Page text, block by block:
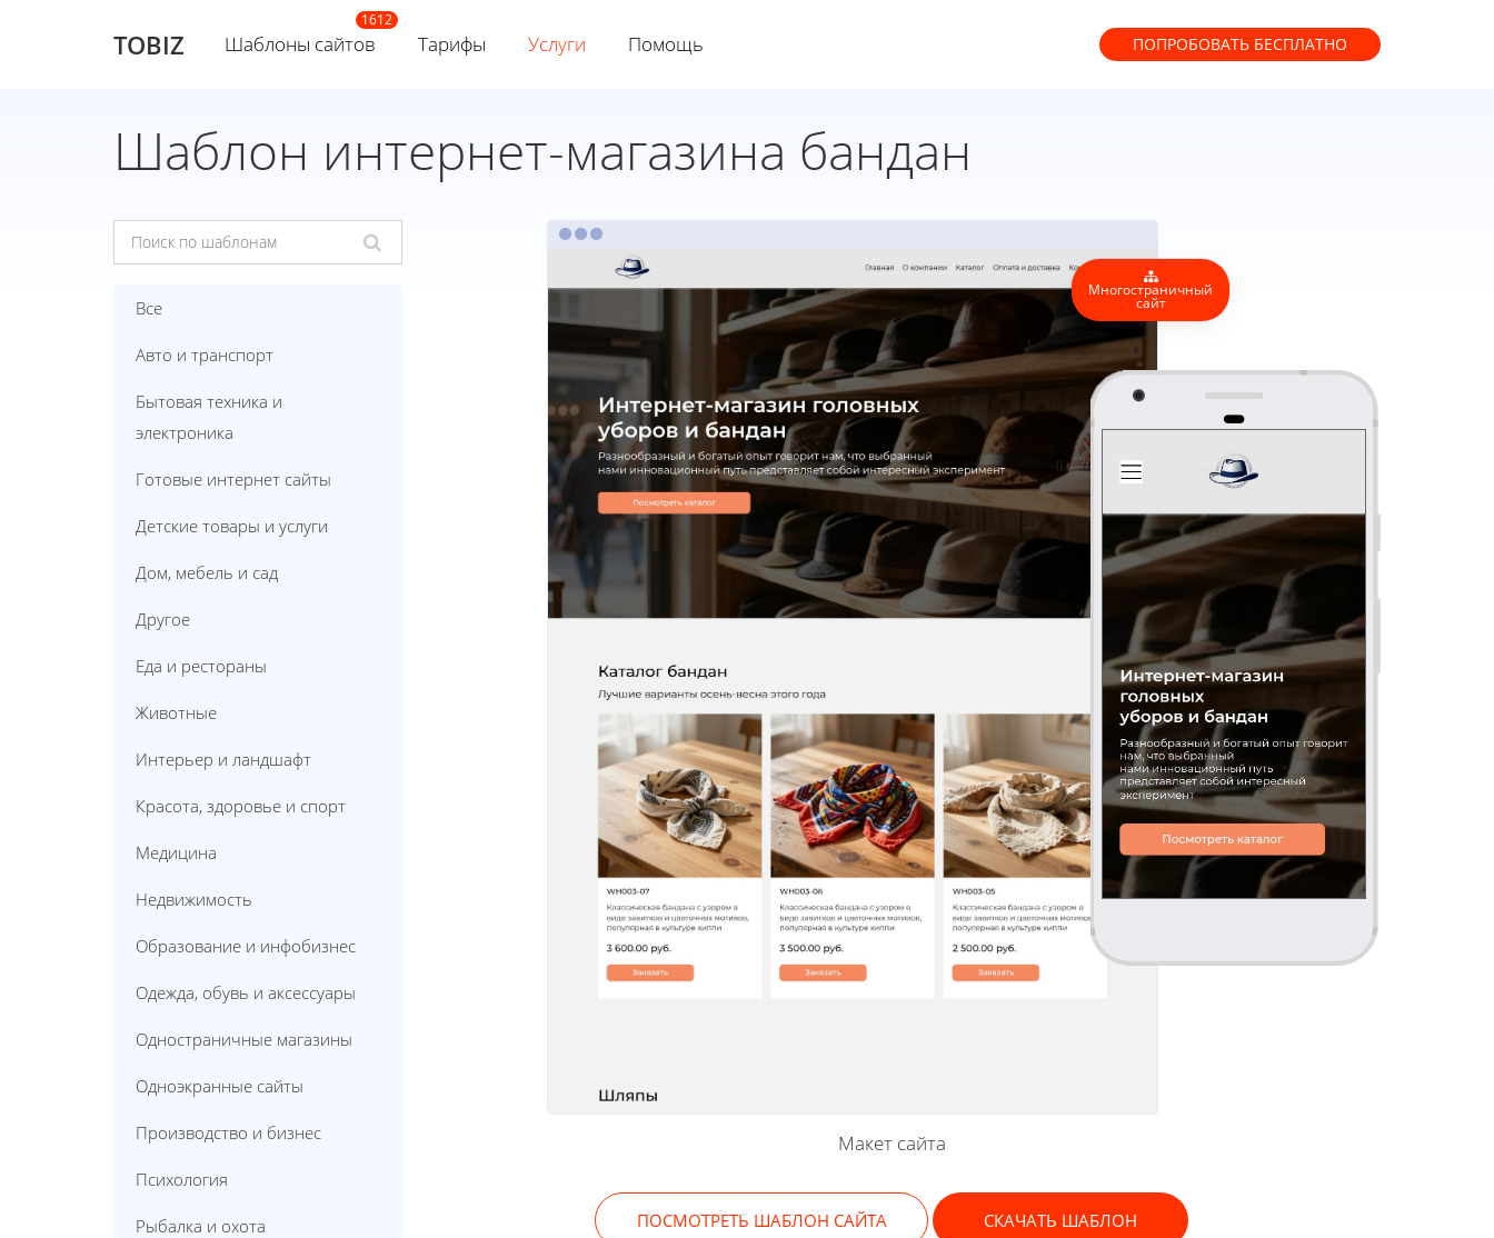
TOBIZ Шаблоны сайтов Тарифы Услуги Помощь ПОПРОБОВАТЬ БЕСПЛАТНО
Шаблон интернет-магазина бандан
Все
Авто и транспорт
Бытовая техника и
электроника
Готовые интернет сайты
Детские товары и услуги
Дом, мебель и сад
Другое
Еда и рестораны
Животные
Интерьер и ландшафт
Красота, здоровье и спорт
Медицина
Недвижимость
Образование и инфобизнес
Одежда, обувь и аксессуары
Одностраничные магазины
Одноэкранные сайты
Производство и бизнес
Психология
Рыбалка и охота
Многостраничный
сайт
Макет сайта
ПОСМОТРЕТЬ ШАБЛОН САЙТА СКАЧАТЬ ШАБЛОН